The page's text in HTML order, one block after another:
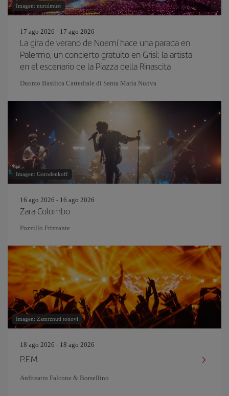
Imagen: nurulmust
17 ago 2026 - 17 ago 2026
La gira de verano de Noemí hace una parada en
Palermo, un concierto gratuito en Grisì: la artista
en el escenario de la Piazza della Rinascita
Duomo Basilica Cattedrale di Santa Maria Nuova
Imagen: Gorodenkoff
16 ago 2026 - 16 ago 2026
Zara Colombo
Pozzillo Frizzante
Imagen: Zamrznuti tonovi
18 ago 2026 - 18 ago 2026
P.F.M.
Anfiteatro Falcone & Borsellino